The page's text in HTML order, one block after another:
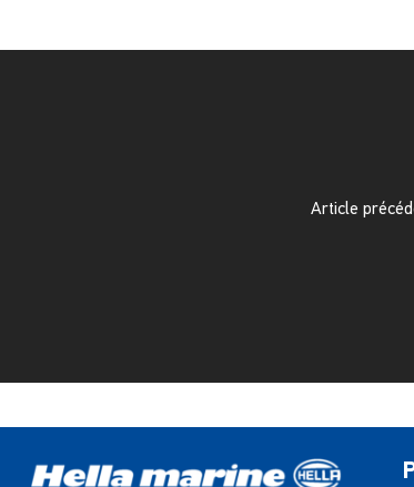
Article